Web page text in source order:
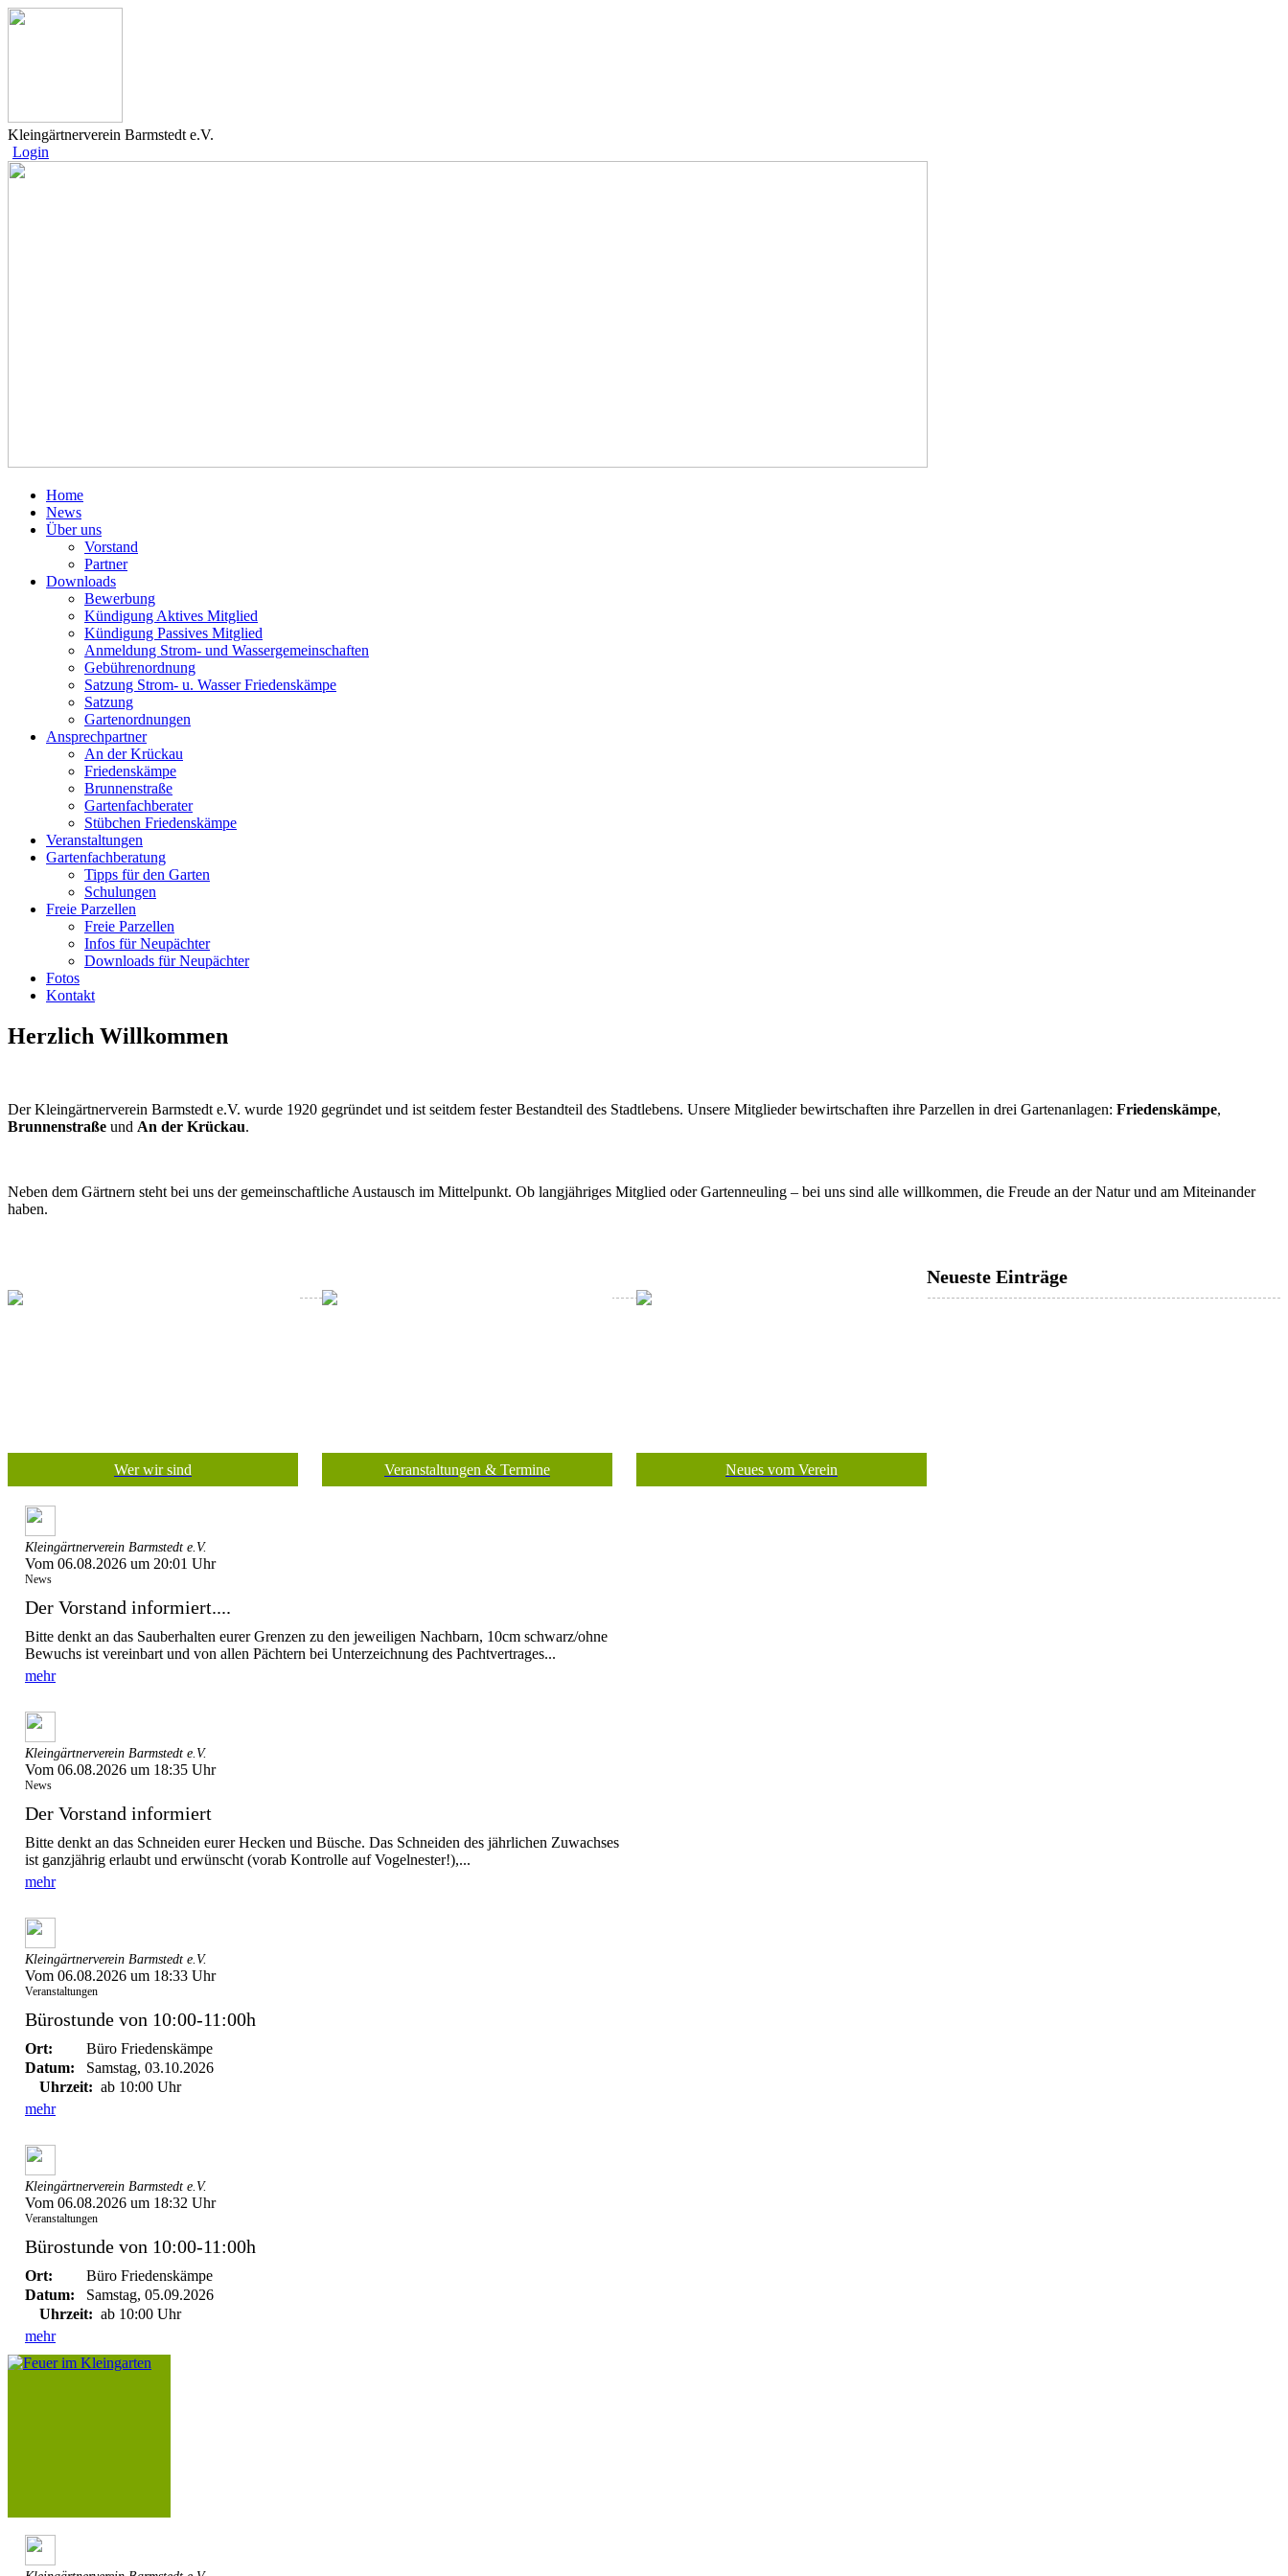
Kleingärtnerverein Barmstedt e.V.
Login
Home
News
Über uns
Vorstand
Partner
Downloads
Bewerbung
Kündigung Aktives Mitglied
Kündigung Passives Mitglied
Anmeldung Strom- und Wassergemeinschaften
Gebührenordnung
Satzung Strom- u. Wasser Friedenskämpe
Satzung
Gartenordnungen
Ansprechpartner
An der Krückau
Friedenskämpe
Brunnenstraße
Gartenfachberater
Stübchen Friedenskämpe
Veranstaltungen
Gartenfachberatung
Tipps für den Garten
Schulungen
Freie Parzellen
Freie Parzellen
Infos für Neupächter
Downloads für Neupächter
Fotos
Kontakt
Herzlich Willkommen
Der Kleingärtnerverein Barmstedt e.V. wurde 1920 gegründet und ist seitdem fester Bestandteil des Stadtlebens. Unsere Mitglieder bewirtschaften ihre Parzellen in drei Gartenanlagen: Friedenskämpe,
Brunnenstraße und An der Krückau.
Neben dem Gärtnern steht bei uns der gemeinschaftliche Austausch im Mittelpunkt. Ob langjähriges Mitglied oder Gartenneuling – bei uns sind alle willkommen, die Freude an der Natur und am Miteinander
haben.
Wer wir sind Veranstaltungen & Termine Neues vom Verein
Neueste Einträge
Kleingärtnerverein Barmstedt e.V.
Vom 06.08.2026 um 20:01 Uhr
News
Der Vorstand informiert....
Bitte denkt an das Sauberhalten eurer Grenzen zu den jeweiligen Nachbarn, 10cm schwarz/ohne
Bewuchs ist vereinbart und von allen Pächtern bei Unterzeichnung des Pachtvertrages...
mehr
Kleingärtnerverein Barmstedt e.V.
Vom 06.08.2026 um 18:35 Uhr
News
Der Vorstand informiert
Bitte denkt an das Schneiden eurer Hecken und Büsche. Das Schneiden des jährlichen Zuwachses
ist ganzjährig erlaubt und erwünscht (vorab Kontrolle auf Vogelnester!),...
mehr
Kleingärtnerverein Barmstedt e.V.
Vom 06.08.2026 um 18:33 Uhr
Veranstaltungen
Bürostunde von 10:00-11:00h
Ort:
Büro Friedenskämpe
Datum:
Samstag, 03.10.2026
Uhrzeit: ab 10:00 Uhr
mehr
Kleingärtnerverein Barmstedt e.V.
Vom 06.08.2026 um 18:32 Uhr
Veranstaltungen
Bürostunde von 10:00-11:00h
Ort:
Büro Friedenskämpe
Datum:
Samstag, 05.09.2026
Uhrzeit: ab 10:00 Uhr
mehr